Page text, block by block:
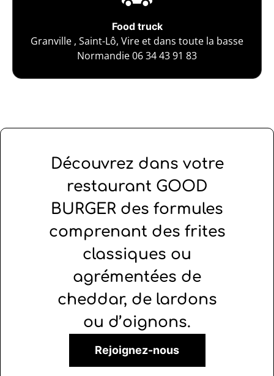
Food truck
Granville , Saint-Lô, Vire et dans toute la basse
Normandie 06 34 43 91 83
Découvrez dans votre
restaurant GOOD
BURGER des formules
comprenant des frites
classiques ou
agrémentées de
cheddar, de lardons
ou d’oignons.
Rejoignez-nous